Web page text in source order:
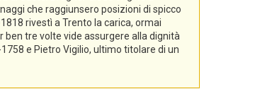
che raggiunsero posizioni di spicco
rivestì a Trento la carica, ormai
ben tre volte vide assurgere alla dignità
e Pietro Vigilio, ultimo titolare di un